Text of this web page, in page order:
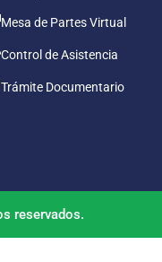
Mesa de Partes Virtual
Control de Asistencia
Trámite Documentario
reservados.